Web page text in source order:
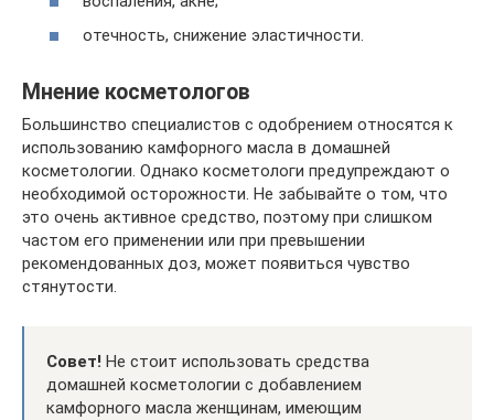
отечность, снижение эластичности.
Мнение косметологов
Большинство специалистов с одобрением относятся к
использованию камфорного масла в домашней
косметологии. Однако косметологи предупреждают о
необходимой осторожности. Не забывайте о том, что
это очень активное средство, поэтому при слишком
частом его применении или при превышении
рекомендованных доз, может появиться чувство
стянутости.
Совет! Не стоит использовать средства
домашней косметологии с добавлением
камфорного масла женщинам, имеющим